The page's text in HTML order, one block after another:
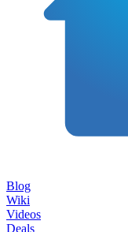
Blog
Wiki
Videos
Deals